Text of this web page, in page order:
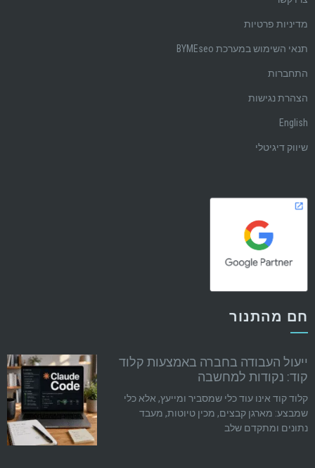
מדיניות פרטיות
תנאי השימוש במערכת BYMEseo
התחברות
הצהרת נגישות
English
שיווק דיגיטלי
חם מהתנור
ייעול העבודה בחברה באמצעות קלוד
קוד: נקודות למחשבה
קלוד קוד אינו עוד כלי שמסביר ומייעץ, אלא כלי
שמבצע: מארגן קבצים, מכין טיוטות, מעבד
נתונים ומתקדם שלב